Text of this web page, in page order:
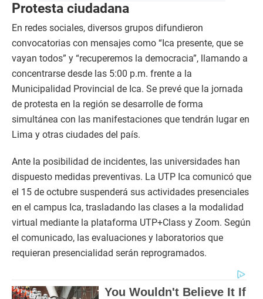
Protesta ciudadana
En redes sociales, diversos grupos difundieron
convocatorias con mensajes como “Ica presente, que se
vayan todos” y “recuperemos la democracia”, llamando a
concentrarse desde las 5:00 p.m. frente a la
Municipalidad Provincial de Ica. Se prevé que la jornada
de protesta en la región se desarrolle de forma
simultánea con las manifestaciones que tendrán lugar en
Lima y otras ciudades del país.
Ante la posibilidad de incidentes, las universidades han
dispuesto medidas preventivas. La UTP Ica comunicó que
el 15 de octubre suspenderá sus actividades presenciales
en el campus Ica, trasladando las clases a la modalidad
virtual mediante la plataforma UTP+Class y Zoom. Según
el comunicado, las evaluaciones y laboratorios que
requieran presencialidad serán reprogramados.